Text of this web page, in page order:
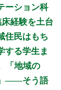
ーション科
経験を土台
住民はもち
する学生ま
「地域の
——そう語